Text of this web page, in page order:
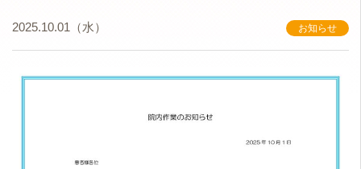
2025.10.01（水） お知らせ